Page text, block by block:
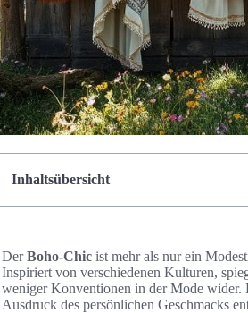
Inhaltsübersicht
DerBoho-Chic ist mehr als nur ein
Inspiriert von verschiedenen Kulturen,
weniger Konventionen in der Mode wider.
Ausdruck des persönlichen Geschmacks